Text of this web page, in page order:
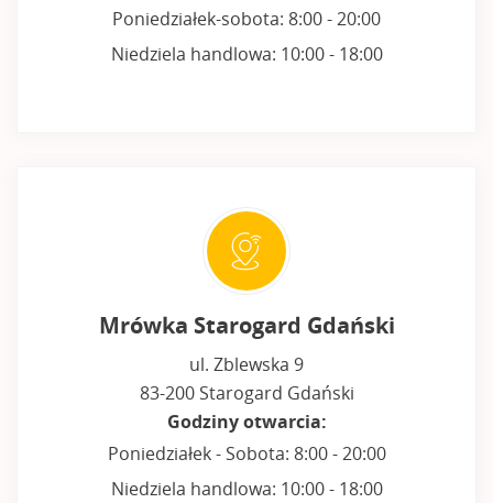
Poniedziałek-sobota: 8:00 - 20:00
Niedziela handlowa: 10:00 - 18:00
Mrówka Starogard Gdański
ul. Zblewska 9
83-200 Starogard Gdański
Godziny otwarcia:
Poniedziałek - Sobota: 8:00 - 20:00
Niedziela handlowa: 10:00 - 18:00